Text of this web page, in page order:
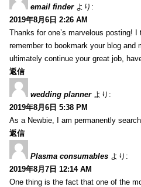
email finder より:
2019年8月6日 2:26 AM
Thanks for one’s marvelous posting!
remember to bookmark your blog
ultimately continue your great job,
返信
wedding planner より:
2019年8月6日 5:38 PM
As a Newbie, I am permanently
返信
Plasma consumables より:
2019年8月7日 12:14 AM
One thing is the fact that one of the